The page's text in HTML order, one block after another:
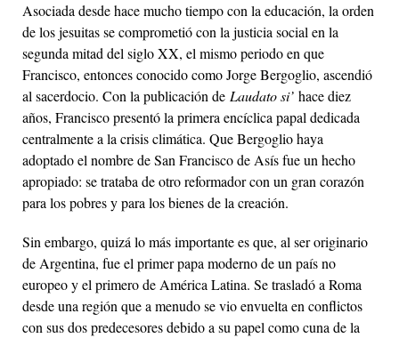
Asociada desde hace mucho tiempo con la educación, la orden
de los jesuitas se comprometió con la justicia social en la
segunda mitad del siglo XX, el mismo periodo en que
Francisco, entonces conocido como Jorge Bergoglio, ascendió
al sacerdocio. Con la publicación de Laudato si’ hace diez
años, Francisco presentó la primera encíclica papal dedicada
centralmente a la crisis climática. Que Bergoglio haya
adoptado el nombre de San Francisco de Asís fue un hecho
apropiado: se trataba de otro reformador con un gran corazón
para los pobres y para los bienes de la creación.
Sin embargo, quizá lo más importante es que, al ser originario
de Argentina, fue el primer papa moderno de un país no
europeo y el primero de América Latina. Se trasladó a Roma
desde una región que a menudo se vio envuelta en conflictos
con sus dos predecesores debido a su papel como cuna de la